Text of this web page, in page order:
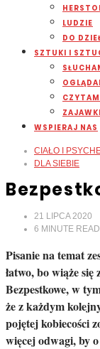
LUDZIE
DO
SZTUKI I
ZAJAWKI
WSPIERAJ NAS
CIAŁO I
DLA SIEBIE
21 LIPCA 2020
6 MINUTE READ
Pisanie na temat
łatwo, bo wiąże
Bezpestkowe, w
że z każdym
pojętej kobiecości
więcej odwagi, by